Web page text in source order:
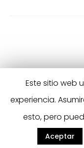
Este sitio web
experiencia.
esto, pero
Aceptar